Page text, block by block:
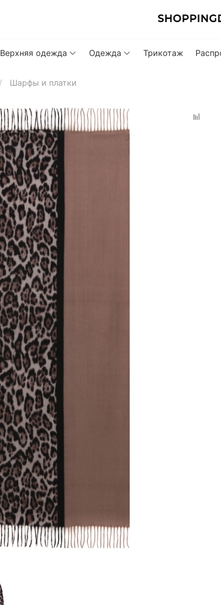
Верхняя одежда Одежда Трикотаж
Шарфы и платки